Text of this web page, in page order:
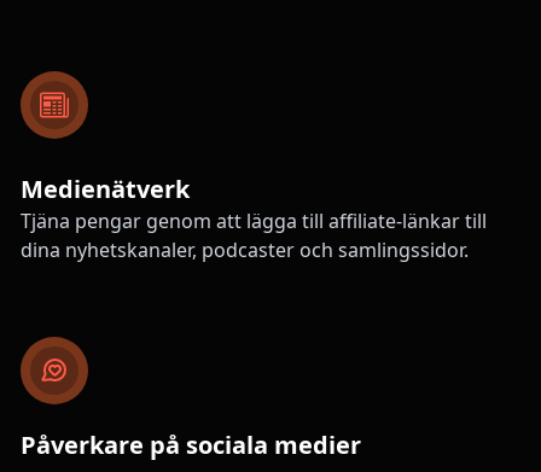
Medienätverk
Tjäna pengar genom att lägga till affiliate-länkar till
dina nyhetskanaler, podcaster och samlingssidor.
Påverkare på sociala medier